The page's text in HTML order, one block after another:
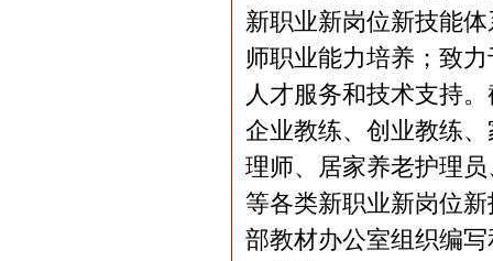
新职业新岗位新技能
师职业能力培养；致
人才服务和技术支持
企业教练、创业教练
理师、居家养老护理
等各类新职业新岗位
部教材办公室组织编